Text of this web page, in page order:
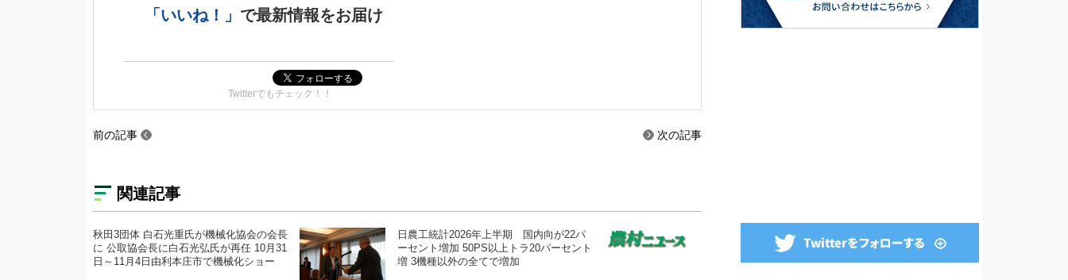
「いいね！」 で最新情報をお届け
Twitterでもチェック！！
前の記事 次の記事
関連記事
秋田3団体 白石光重氏が機械化協会の会長
に 公取協会長に白石光弘氏が再任 10月31
日～11月4日由利本庄市で機械化ショー
日農工統計2026年上半期 国内向が22パ
ーセント増加 50PS以上トラ20パーセント
増 3機種以外の全てで増加